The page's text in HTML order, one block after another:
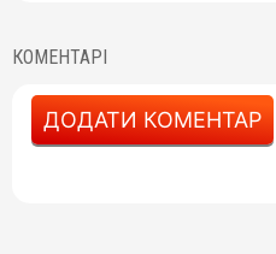
КОМЕНТАРІ
ДОДАТИ КОМЕНТАР